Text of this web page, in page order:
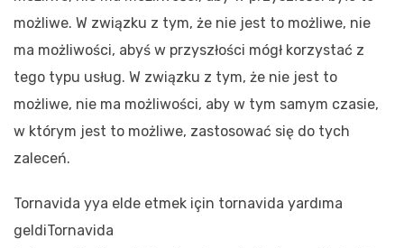
możliwe. W związku z tym, że nie jest to możliwe, nie
ma możliwości, abyś w przyszłości mógł korzystać z
tego typu usług. W związku z tym, że nie jest to
możliwe, nie ma możliwości, aby w tym samym czasie,
w którym jest to możliwe, zastosować się do tych
zaleceń.
Tornavida yya elde etmek için tornavida yardıma
geldiTornavida